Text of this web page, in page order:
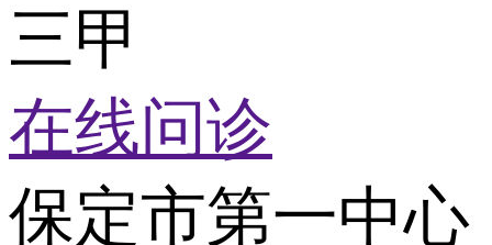
三甲
在线问诊
保定市第一中心